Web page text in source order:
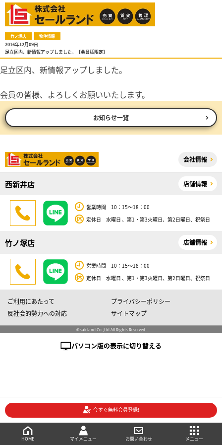
竹ノ塚店 物件情報
2016年12月09日
足立区内、新情報アップしました。【会員様限定】
足立区内、新情報アップしました。
会員の皆様、よろしくお願いいたします。
お知らせ一覧
会社情報
西新井店 店舗情報
営業時間 10：15～18：00
定休日 水曜日 、第1・第3火曜日、第2日曜日、祝祭日
竹ノ塚店 店舗情報
営業時間 10：15～18：00
定休日 水曜日 、第1・第3火曜日、第2日曜日、祝祭日
ご利用にあたって
プライバシーポリシー
反社会的勢力への対応
サイトマップ
©saleland.Co.,Ltd All Rights Reserved.
パソコン版の表示に切り替える
HOME マイメニュー お問い合わせ メニュー
今すぐ無料会員登録!
メニュー
ご相談・お問い合わせ
マイメニュー
売買会員登録